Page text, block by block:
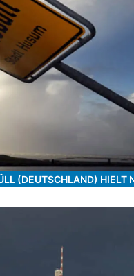
(DEUTSCHLAND) HIELT